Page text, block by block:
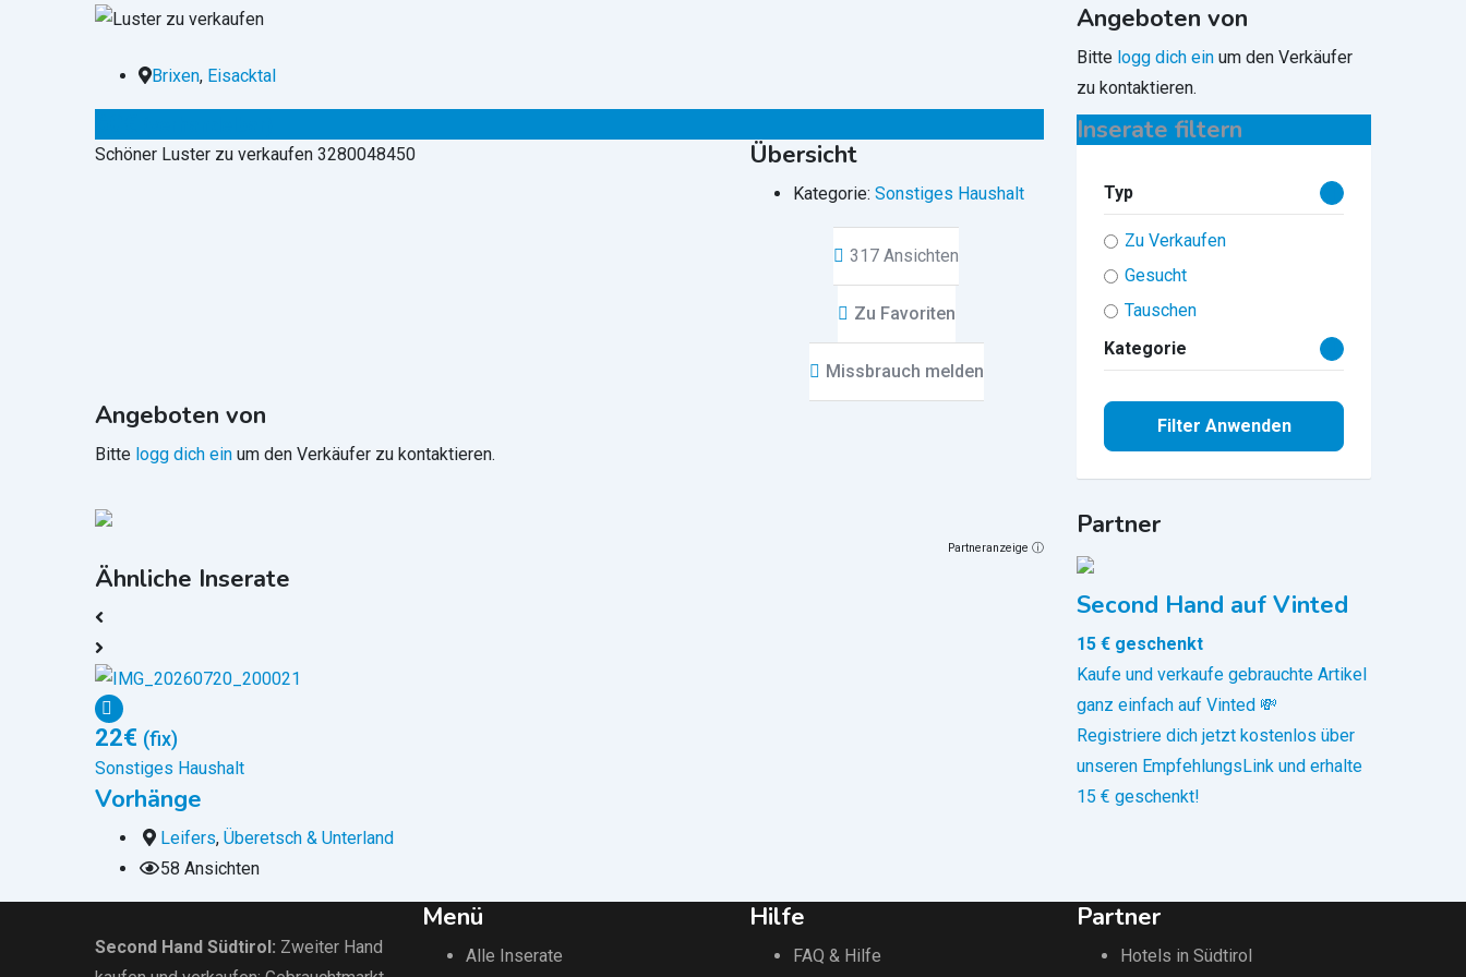
Brixen, Eisacktal
Schöner Luster zu verkaufen 3280048450 Übersicht
Kategorie: Sonstiges Haushalt
317 Ansichten
Zu Favoriten
Missbrauch melden
Angeboten von
Bitte logg dich ein um den Verkäufer zu kontaktieren.
Partneranzeige ⓘ
Ähnliche Inserate
22€ (fix)
Sonstiges Haushalt
Vorhänge
Leifers, Überetsch & Unterland
58 Ansichten
€ (fix)
Sonstiges Haushalt
Lampenschirm
Angeboten von
Bitte logg dich ein um den Verkäufer
zu kontaktieren.
Inserate filtern
Typ
Zu Verkaufen
Gesucht
Tauschen
Kategorie
Filter Anwenden
Partner
Second Hand auf Vinted
15 € geschenkt
Kaufe und verkaufe gebrauchte Artikel
ganz einfach auf Vinted 💸
Registriere dich jetzt kostenlos über
unseren EmpfehlungsLink und erhalte
15 € geschenkt!
Second Hand Südtirol : Zweiter Hand
Menü
Alle Inserate
Hilfe
FAQ & Hilfe
Partner
Hotels in Südtirol